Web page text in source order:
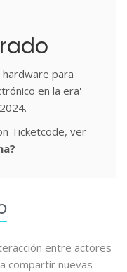
para
en la era'
Ticketcode, ver
entre actores
compartir nuevas